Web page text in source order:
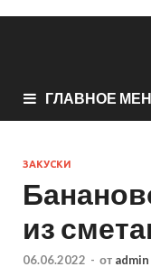
ГЛАВНОЕ
ЗАКУСКИ
из
06.06.2022 - от admin